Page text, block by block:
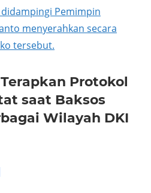
Protokol
saat Baksos
Wilayah DKI